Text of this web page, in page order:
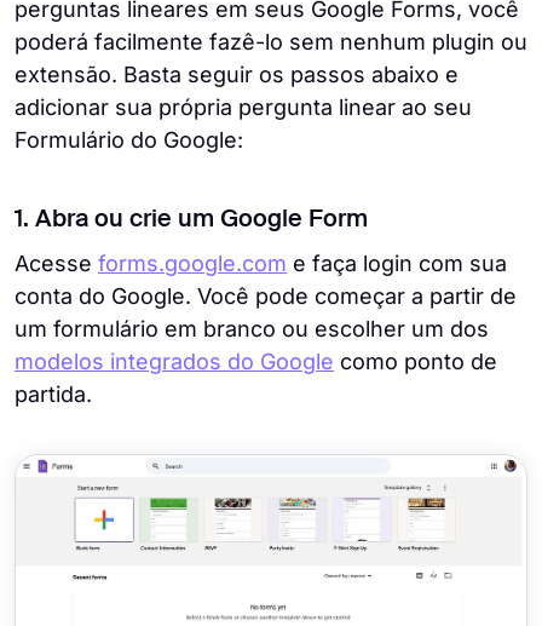
perguntas lineares em seus Google Forms, você
poderá facilmente fazê-lo sem nenhum plugin ou
extensão. Basta seguir os passos abaixo e
adicionar sua própria pergunta linear ao seu
Formulário do Google:
1. Abra ou crie um Google Form
Acesse forms.google.com e faça login com sua
conta do Google. Você pode começar a partir de
um formulário em branco ou escolher um dos
modelos integrados do Google como ponto de
partida.